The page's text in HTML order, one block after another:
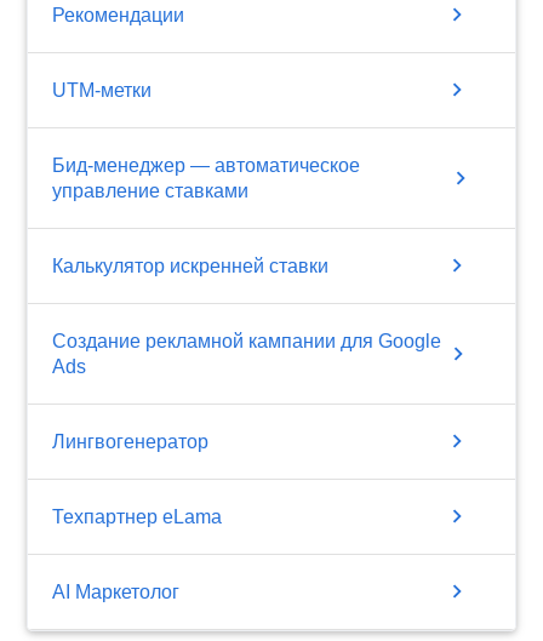
Рекомендации chevron_right
UTM-метки chevron_right
Бид-менеджер — автоматическое
управление ставками
chevron_right
Калькулятор искренней ставки chevron_right
Создание рекламной кампании для Google
Ads
chevron_right
Лингвогенератор chevron_right
Техпартнер eLama chevron_right
AI Маркетолог chevron_right